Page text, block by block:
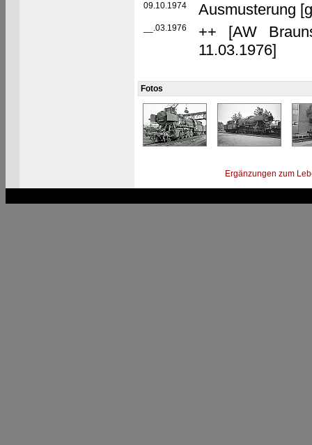
09.10.1974 Ausmusterung
__.03.1976
++ [AW
11.03.1976]
Fotos
Ergänzungen zum